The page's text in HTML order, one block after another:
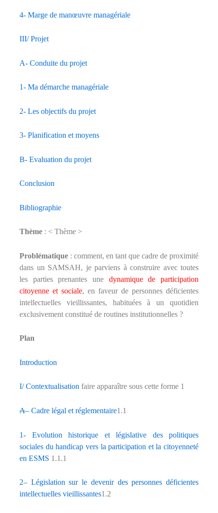
4- Marge de manœuvre managériale
III/ Projet
A- Conduite du projet
1- Ma démarche managériale
2- Les objectifs du projet
3- Planification et moyens
B- Evaluation du projet
Conclusion
Bibliographie
Thème : < Thème >
Problématique : comment, en tant que cadre de proximité
dans un SAMSAH, je parviens à construire avec toutes
les parties prenantes une dynamique de participation
citoyenne et sociale, en faveur de personnes déficientes
intellectuelles vieillissantes, habituées à un quotidien
exclusivement constitué de routines institutionnelles ?
Plan
Introduction
I/Contextualisation faire apparaître sous cette forme 1
A– Cadre légal et réglementaire1.1
1- Evolution historique et législative des politiques
sociales du handicap vers la participation et la citoyenneté
en ESMS 1.1.1
2– Législation sur le devenir des personnes déficientes
intellectuelles vieillissantes1.2